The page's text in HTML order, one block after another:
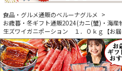
食品・グルメ通販のベルーナグルメ >
お歳暮・冬ギフト通販2024(カニ(蟹)・海産
生ズワイガニポーション １．０ｋｇ【お届